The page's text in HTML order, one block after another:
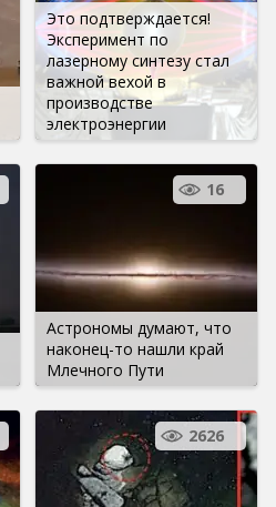
Это подтверждается!
Эксперимент по
лазерному синтезу стал
важной вехой в
производстве
электроэнергии
Астрономы думают, что
наконец-то нашли край
Млечного Пути
16
2626